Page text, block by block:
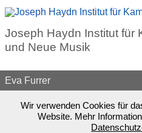
Joseph Haydn Institut für
und Neue Musik
Eva Furrer
Wir verwenden Cookies für
Website. Mehr